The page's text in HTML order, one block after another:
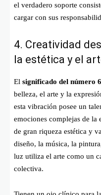
el verdadero soporte
cargar con sus
4. Creatividad
la estética y el
El significado del número 6
belleza, el arte y la
esta vibración posee un
emociones complejas de la
de gran riqueza estética y
diseño, la música, la
luz utiliza el arte como un
colectiva.